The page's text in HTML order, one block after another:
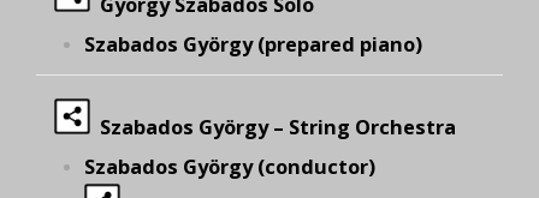
Szabados György (prepared piano)
Szabados György – String Orchestra
Szabados György (conductor)